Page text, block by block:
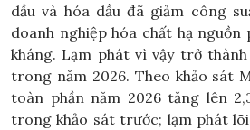
dầu và hóa dầu đã giảm công
doanh nghiệp hóa chất hạ nguồn
kháng. Lạm phát vì vậy trở
trong năm 2026. Theo khảo sát
toàn phần năm 2026 tăng lên
trong khảo sát trước; lạm phát